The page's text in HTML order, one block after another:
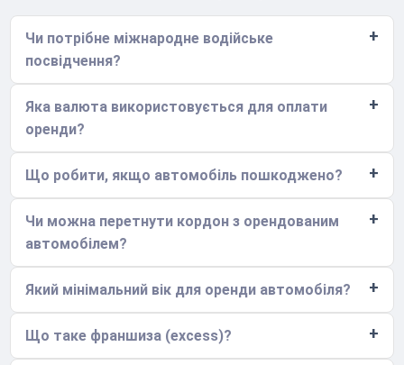
Чи потрібне міжнародне водійське
посвідчення?
Яка валюта використовується для оплати
оренди?
Що робити, якщо автомобіль пошкоджено?
Чи можна перетнути кордон з орендованим
автомобілем?
Який мінімальний вік для оренди автомобіля?
Що таке франшиза (excess)?